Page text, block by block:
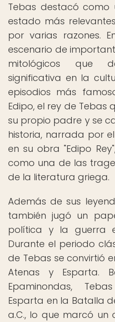
Tebas destacó
estado más
por varias razones.
escenario de
mitológicos que
significativa en la
episodios más
Edipo, el rey de Tebas
su propio padre y se
historia, narrada por
en su obra "Edipo
como una de las
de la literatura griega.
Además de sus
también jugó un
política y la guerra
Durante el periodo
de Tebas se convirtió
Atenas y Esparta.
Epaminondas,
Esparta en la Batalla
a.C., lo que marcó un